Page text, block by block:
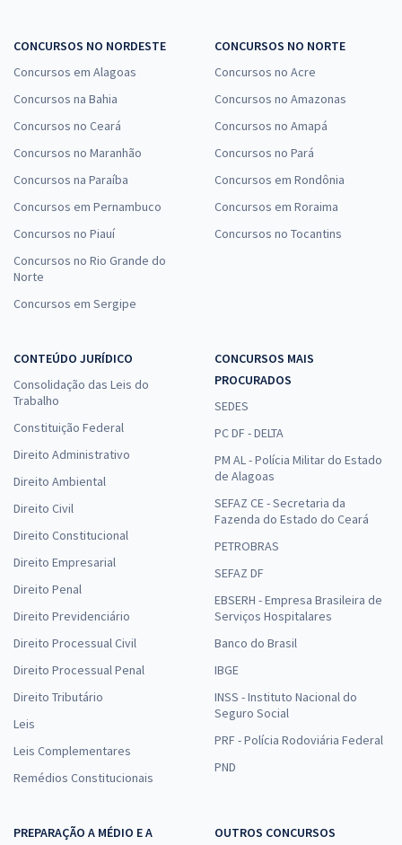
CONCURSOS NO NORDESTE
Concursos em Alagoas
Concursos na Bahia
Concursos no Ceará
Concursos no Maranhão
Concursos na Paraíba
Concursos em Pernambuco
Concursos no Piauí
Concursos no Rio Grande do
Norte
Concursos em Sergipe
CONCURSOS NO NORTE
Concursos no Acre
Concursos no Amazonas
Concursos no Amapá
Concursos no Pará
Concursos em Rondônia
Concursos em Roraima
Concursos no Tocantins
CONTEÚDO JURÍDICO
Consolidação das Leis do
Trabalho
Constituição Federal
Direito Administrativo
Direito Ambiental
Direito Civil
Direito Constitucional
Direito Empresarial
Direito Penal
Direito Previdenciário
Direito Processual Civil
Direito Processual Penal
Direito Tributário
Leis
Leis Complementares
Remédios Constitucionais
CONCURSOS MAIS
PROCURADOS
SEDES
PC DF - DELTA
PM AL - Polícia Militar do Estado
de Alagoas
SEFAZ CE - Secretaria da
Fazenda do Estado do Ceará
PETROBRAS
SEFAZ DF
EBSERH - Empresa Brasileira de
Serviços Hospitalares
Banco do Brasil
IBGE
INSS - Instituto Nacional do
Seguro Social
PRF - Polícia Rodoviária Federal
PND
PREPARAÇÃO A MÉDIO E A
OUTROS CONCURSOS